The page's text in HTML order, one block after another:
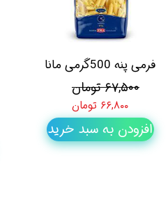
فرمی پنه 500گرمی مانا
۶۷,۵۰۰ تومان
۶۶,۸۰۰ تومان
افزودن به سبد خرید